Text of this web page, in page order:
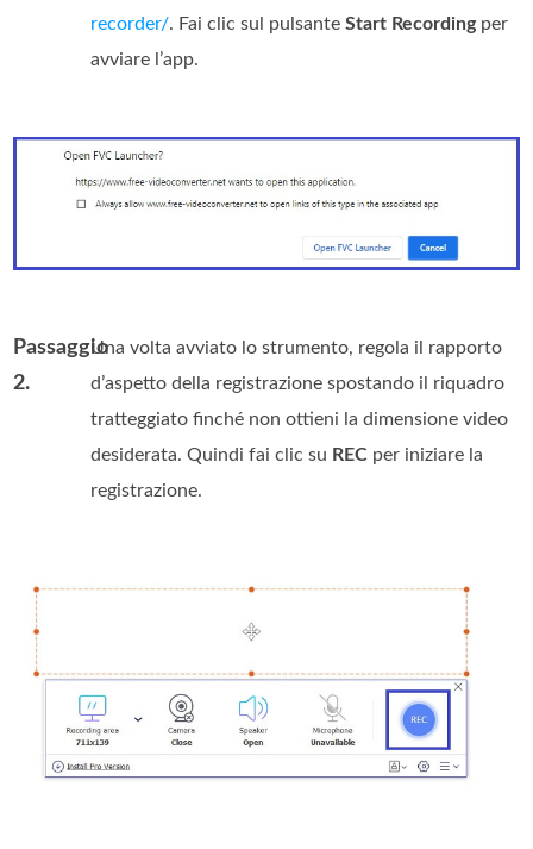
recorder/. Fai clic sul pulsanteStart Recordingper
avviare l’app.
Passaggio
2.
Una volta avviato lo strumento, regola il rapporto
d’aspetto della registrazione spostando il riquadro
tratteggiato finché non ottieni la dimensione video
desiderata. Quindi fai clic su REC per iniziare la
registrazione.